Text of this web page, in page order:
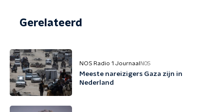
Gerelateerd
NOS Radio 1 Journaal NOS
Meeste nareizigers Gaza zijn in
Nederland